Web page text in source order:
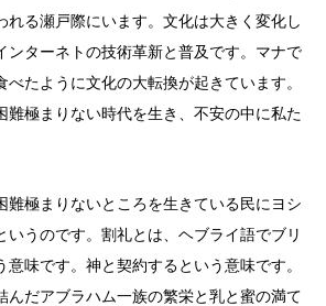
れる瀬戸際にいます。文化は大きく変化し
ンターネトの技術革新と普及です。マナで
べたように文化の大転換が起きています。
難極まりない時代を生き、不安の中に私た
難極まりないところを生きている民にヨシ
いうのです。割礼とは、ヘブライ語でブリ
意味です。神と契約するという意味です。
んだアブラハム一族の繁栄と乳と蜜の満て